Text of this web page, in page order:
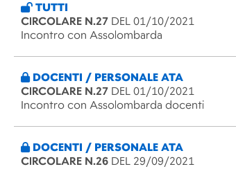
TUTTI
CIRCOLARE N.27 DEL 01/10/2021
Incontro con Assolombarda
DOCENTI / PERSONALE ATA
CIRCOLARE N.27 DEL 01/10/2021
Incontro con Assolombarda docenti
DOCENTI / PERSONALE ATA
CIRCOLARE N.26 DEL 29/09/2021